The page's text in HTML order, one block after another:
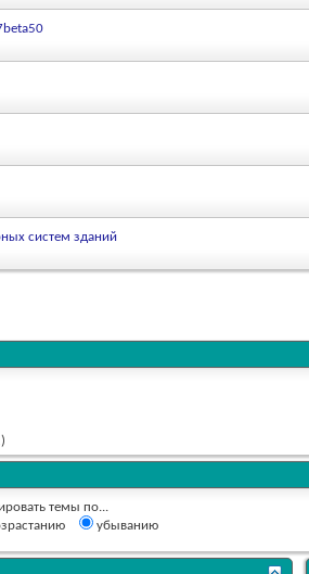
систем зданий
темы по...
убыванию